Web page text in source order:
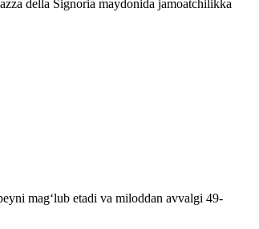
della Signoria maydonida jamoatchilikka
magʻlub etadi va miloddan avvalgi 49-